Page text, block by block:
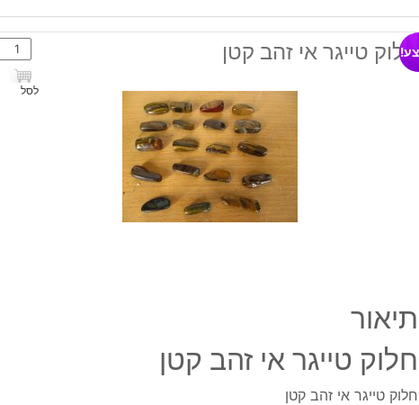
חלוק טייגר אי זהב קטן
כמות
של
חלוק
לסל
תיאור
חלוק טייגר אי זהב קטן
חלוק טייגר אי זהב קטן